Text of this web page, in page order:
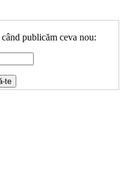
publicăm ceva nou: